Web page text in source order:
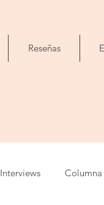
Reseñas
Interviews Columna